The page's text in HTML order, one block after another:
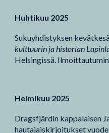
Huhtikuu 2025
Sukuyhdistyksen
kulttuurin ja historian
Helsingissä.
Helmikuu 2025
Dragsfjärdin kappalaisen
hautajaiskirjoitukset